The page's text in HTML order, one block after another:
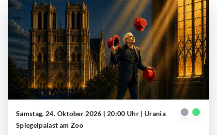
Samstag, 24. Oktober 2026 | 20:00 Uhr | Urania
Spiegelpalast am Zoo